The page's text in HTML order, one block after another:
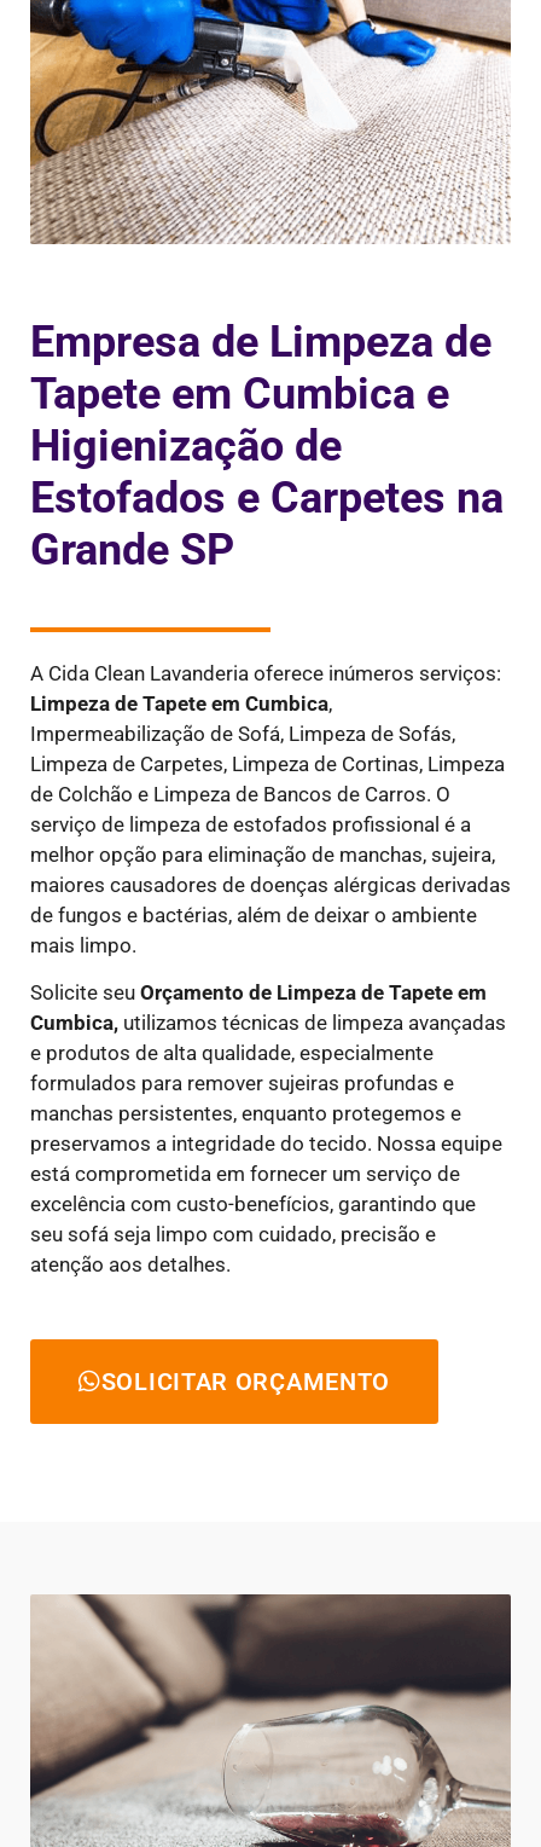
Empresa de Limpeza de
Tapete em Cumbica e
Higienização de
Estofados e Carpetes na
Grande SP
A Cida Clean Lavanderia oferece inúmeros serviços:
Limpeza de Tapete em Cumbica,
Impermeabilização de Sofá, Limpeza de Sofás,
Limpeza de Carpetes, Limpeza de Cortinas, Limpeza
de Colchão e Limpeza de Bancos de Carros. O
serviço de limpeza de estofados profissional é a
melhor opção para eliminação de manchas, sujeira,
maiores causadores de doenças alérgicas derivadas
de fungos e bactérias, além de deixar o ambiente
mais limpo.
Solicite seu Orçamento de Limpeza de Tapete em
Cumbica, utilizamos técnicas de limpeza avançadas
e produtos de alta qualidade, especialmente
formulados para remover sujeiras profundas e
manchas persistentes, enquanto protegemos e
preservamos a integridade do tecido. Nossa equipe
está comprometida em fornecer um serviço de
excelência com custo-benefícios, garantindo que
seu sofá seja limpo com cuidado, precisão e
atenção aos detalhes.
SOLICITAR ORÇAMENTO